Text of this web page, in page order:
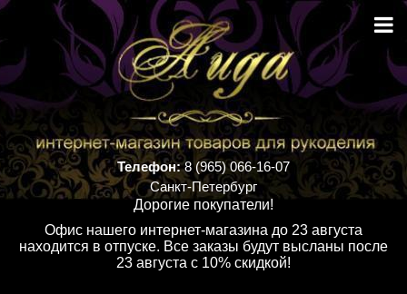
Телефон:8 (965) 066-16-07
Санкт-Петербург
Дорогие покупатели!
Офис нашего интернет-магазина до 23 августа
находится в отпуске. Все заказы будут высланы после
23 августа с 10% скидкой!